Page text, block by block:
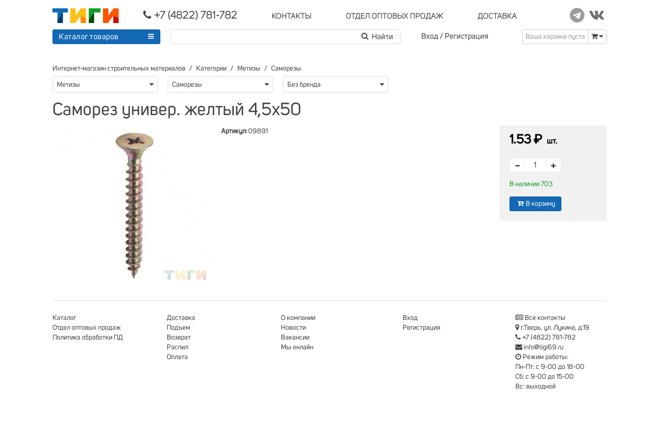
+7 (4822) 781-782 КОНТАКТЫ ОТДЕЛ ОПТОВЫХ ПРОДАЖ ДОСТАВКА
Каталог товаров Вход / Регистрация Ваша корзина пуста
Интернет-магазин строительных материалов Категории Метизы Саморезы
Метизы Саморезы Без бренда
Саморез универ. желтый 4,5х50
Артикул:09891
1.53 ₽ шт.
В наличии 703
В корзину
Каталог
Отдел оптовых продаж
Политика обработки ПД
Доставка
Подъем
Возврат
Распил
Оплата
О компании
Новости
Вакансии
Мы онлайн
Вход
Регистрация
Все контакты
г.Тверь, ул. Лукина, д.19
+7 (4822) 781-782
info@tigi69.ru
Режим работы:
Пн-Пт: с 9-00 до 18-00
Сб: с 9-00 до 15-00
Вс: выходной